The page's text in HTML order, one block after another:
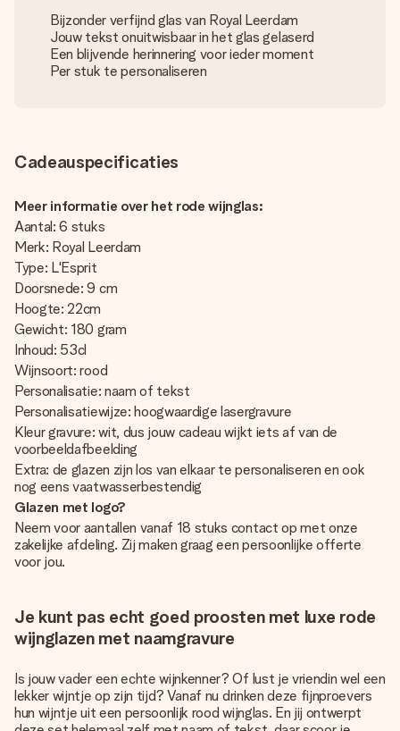
Bijzonder verfijnd glas van Royal Leerdam
Jouw tekst onuitwisbaar in het glas gelaserd
Een blijvende herinnering voor ieder moment
Per stuk te personaliseren
Cadeauspecificaties
Meer informatie over het rode wijnglas:
Aantal: 6 stuks
Merk: Royal Leerdam
Type: L'Esprit
Doorsnede: 9 cm
Hoogte: 22cm
Gewicht: 180 gram
Inhoud: 53cl
Wijnsoort: rood
Personalisatie: naam of tekst
Personalisatiewijze: hoogwaardige lasergravure
Kleur gravure: wit, dus jouw cadeau wijkt iets af van de
voorbeeldafbeelding
Extra: de glazen zijn los van elkaar te personaliseren en ook
nog eens vaatwasserbestendig
Glazen met logo?
Neem voor aantallen vanaf 18 stuks contact op met onze
zakelijke afdeling. Zij maken graag een persoonlijke offerte
voor jou.
Je kunt pas echt goed proosten met luxe rode
wijnglazen met naamgravure
Is jouw vader een echte wijnkenner? Of lust je vriendin wel een
lekker wijntje op zijn tijd? Vanaf nu drinken deze fijnproevers
hun wijntje uit een persoonlijk rood wijnglas. En jij ontwerpt